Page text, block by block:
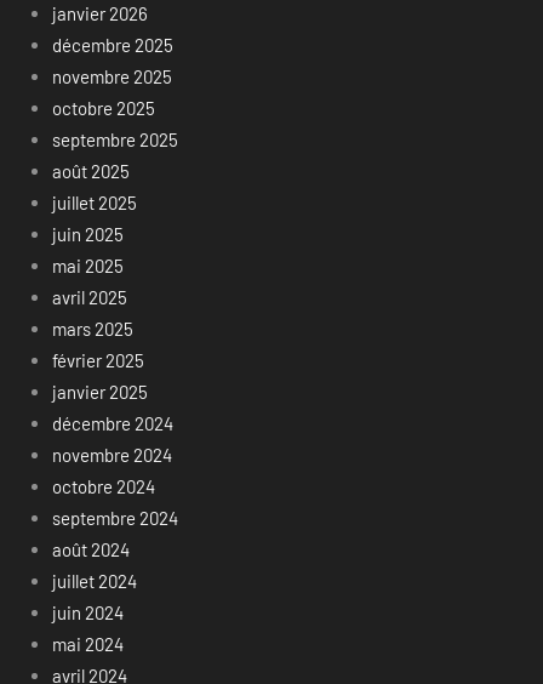
janvier 2026
décembre 2025
novembre 2025
octobre 2025
septembre 2025
août 2025
juillet 2025
juin 2025
mai 2025
avril 2025
mars 2025
février 2025
janvier 2025
décembre 2024
novembre 2024
octobre 2024
septembre 2024
août 2024
juillet 2024
juin 2024
mai 2024
avril 2024